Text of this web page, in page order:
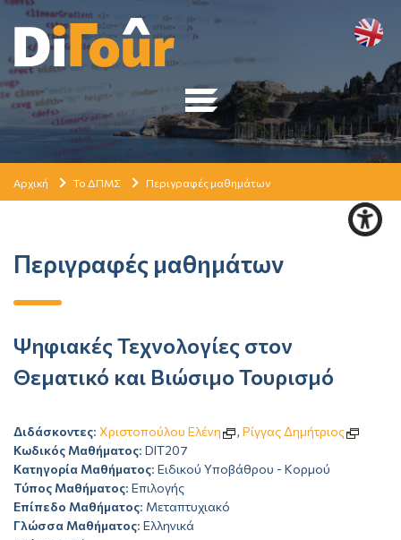
Αρχική Το ΔΠΜΣ Περιγραφές μαθημάτων
Περιγραφές μαθημάτων
Ψηφιακές Τεχνολογίες στον
Θεματικό και Βιώσιμο Τουρισμό
Διδάσκοντες: Χριστοπούλου Ελένη , Ρίγγας Δημήτριος
Κωδικός Μαθήματος: DIT207
Κατηγορία Μαθήματος: Ειδικού Υποβάθρου - Κορμού
Τύπος Μαθήματος: Επιλογής
Επίπεδο Μαθήματος: Μεταπτυχιακό
Γλώσσα Μαθήματος: Ελληνικά